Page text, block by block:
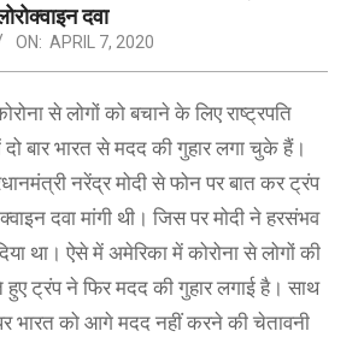
दवा
ON: APRIL 7, 2020
से लोगों को बचाने के लिए राष्ट्रपति
बार भारत से मदद की गुहार लगा चुके हैं।
नरेंद्र मोदी से फोन पर बात कर ट्रंप
दवा मांगी थी। जिस पर मोदी ने हरसंभव
था। ऐसे में अमेरिका में कोरोना से लोगों की
हुए ट्रंप ने फिर मदद की गुहार लगाई है। साथ
भारत को आगे मदद नहीं करने की चेतावनी